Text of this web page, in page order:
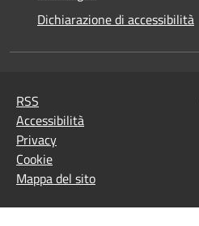
Dichiarazione di accessibilità
RSS
Accessibilità
Privacy
Cookie
Mappa del sito